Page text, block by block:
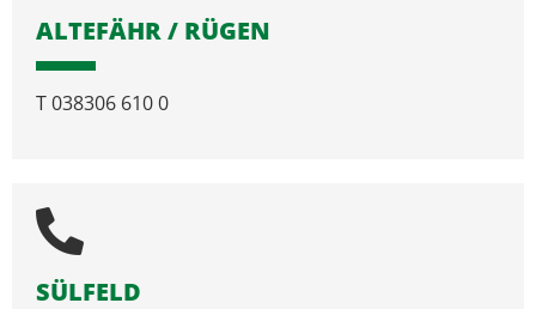
ALTEFÄHR / RÜGEN
T038306 610 0
SÜLFELD